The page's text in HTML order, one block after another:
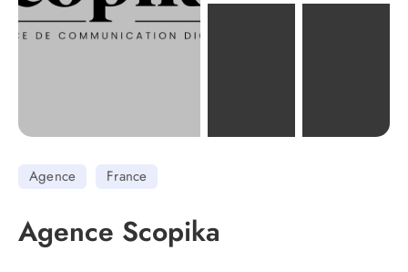
Agence France
Agence Scopika